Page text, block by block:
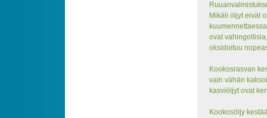
Mikäli öljyt eivät
ovat
oksidoituu
Kookosrasvan
vain vähän
kasviöljyt ovat
Kookosöljy